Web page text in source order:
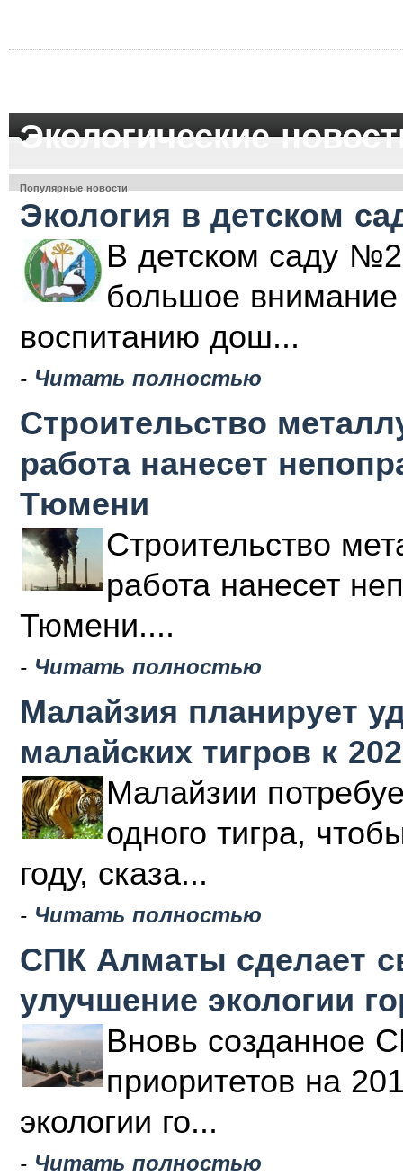
Экологические
Популярные новости
Экология в детском
В детском саду
большое внимание
воспитанию дош...
- Читать полностью
Строительство
работа нанесет
Тюмени
Строительство
работа нанесет
Тюмени....
- Читать полностью
Малайзия планирует
малайских тигров к
Малайзии
одного тигра,
году, сказа...
- Читать полностью
СПК Алматы сделает
улучшение экологии
Вновь созданное
приоритетов на
экологии го...
- Читать полностью